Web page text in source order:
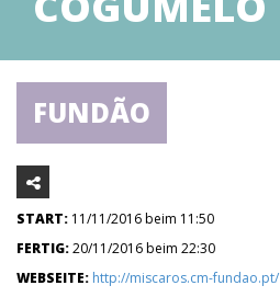
FUNDÃO
START: 11/11/2016 beim 11:50
FERTIG:20/11/2016 beim 22:30
WEBSEITE: http://miscaros.cm-fundao.pt/